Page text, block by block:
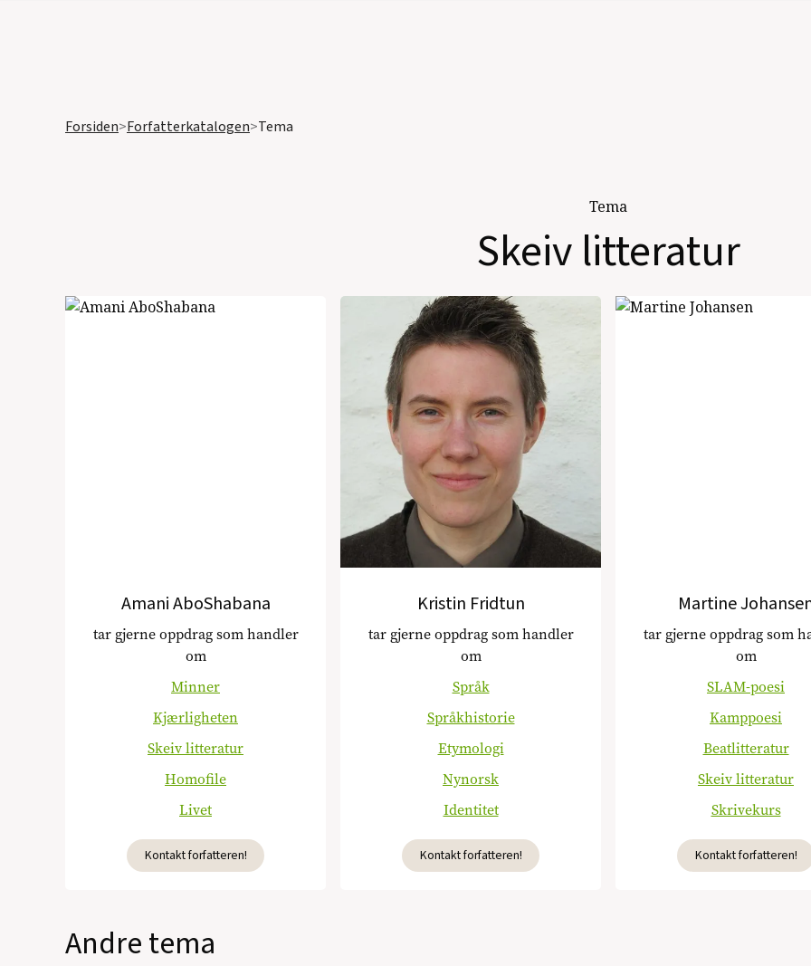
Forsiden>Forfatterkatalogen>Tema
Tema
Skeiv litteratur
Amani AboShabana
tar gjerne oppdrag som handler
om
Minner
Kjærligheten
Skeiv litteratur
Homofile
Livet
Kontakt forfatteren!
Kristin Fridtun
tar gjerne oppdrag som handler
om
Språk
Språkhistorie
Etymologi
Nynorsk
Identitet
Kontakt forfatteren!
Martine
tar gjerne oppdrag som
om
SLAM-poesi
Kamppoesi
Beatlitteratur
Skeiv litteratur
Skrivekurs
Kontakt forfatteren!
Andre tema